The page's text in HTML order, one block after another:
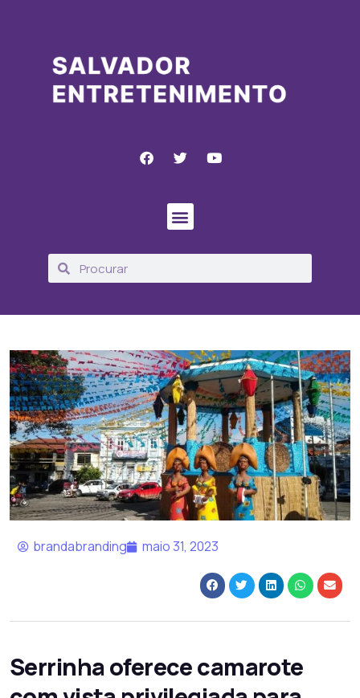
brandabranding maio 31, 2023
Serrinha oferece camarote